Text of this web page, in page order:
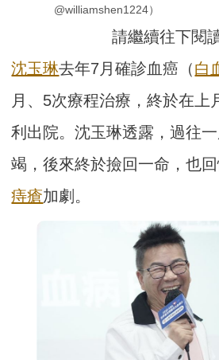
@williamshen1224）
請繼續往下閱
沈玉琳去年7月確診血癌（白
月、5次療程治療，終於在上
利出院。沈玉琳透露，過往
竭，後來終於撿回一命，也
痔瘡加劇。